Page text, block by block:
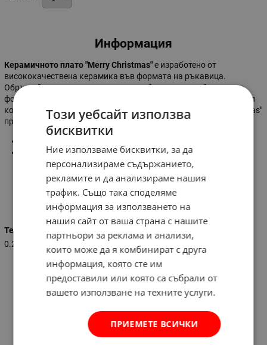
Информация
Керамичното плато "Merry Christmas"е изработено от
висококачествена керамика във формата на ръкавица.
Обръщайки повече внимание, потребителят ще забележи, че
формата е на ръкавица, но действително става въпрос за весел
коледен гном с шал. Нежният ръкописен надпис "Merry Christmas"
прави платото изискано и подходящо за всяка една трапеза.
Размер:230 х 195 х 32 мм
Характеристики
Тегло (кг.)
0.285
Този уебсайт използва
бисквитки
Ние използваме бисквитки, за да
персонализираме съдържанието,
рекламите и да анализираме нашия
трафик. Също така споделяме
информация за използването на
нашия сайт от ваша страна с нашите
партньори за реклама и анализи,
които може да я комбинират с друга
информация, която сте им
предоставили или която са събрали от
вашето използване на техните услуги.
ПРИЕМЕТЕ ВСИЧКИ